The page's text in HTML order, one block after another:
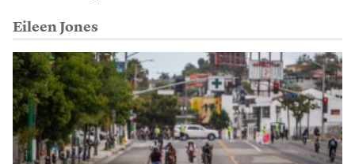
Eileen Jones